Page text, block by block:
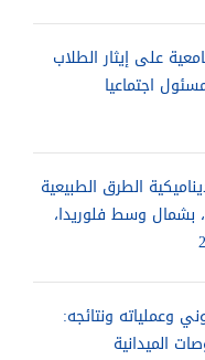
على إيثار الطلاب
اجتماعيا
الطرق الطبيعية
بشمال وسط فلوريدا،
وعملياته ونتائجه:
الميدانية